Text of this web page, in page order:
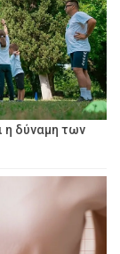
η δύναμη των